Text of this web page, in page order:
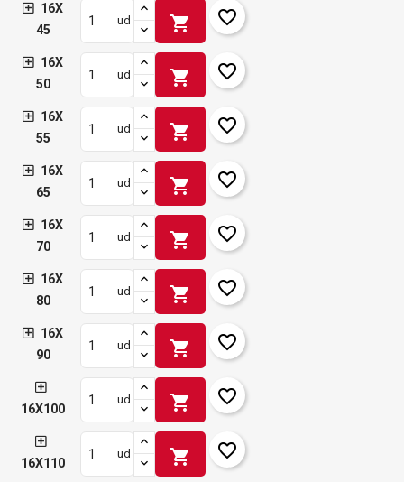
16X
45
ud shopping_cart favorite_border
16X
50
ud shopping_cart favorite_border
16X
55
ud shopping_cart favorite_border
16X
65
ud shopping_cart favorite_border
16X
70
ud shopping_cart favorite_border
16X
80
ud shopping_cart favorite_border
16X
90
ud shopping_cart favorite_border
16X100
ud shopping_cart favorite_border
16X110
ud shopping_cart favorite_border